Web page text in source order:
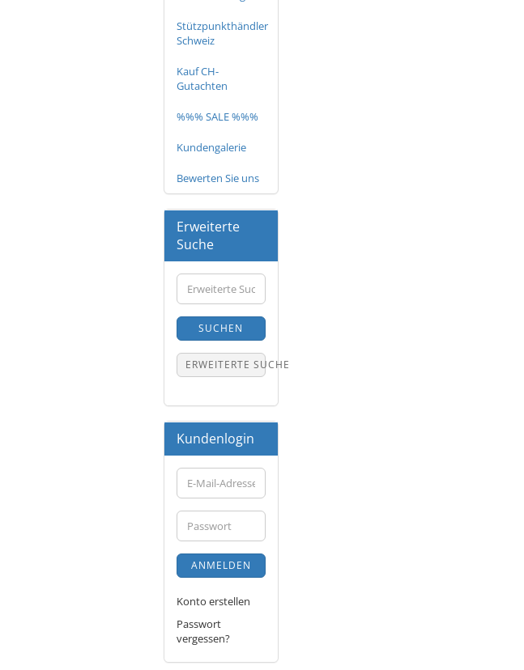
Stützpunkthändler
Schweiz
Kauf CH-
Gutachten
%%% SALE %%%
Kundengalerie
Bewerten Sie uns
Erweiterte
Suche
Erweiterte
Suche
SUCHEN
ERWEITERTE SUCHE
Kundenlogin
E-
Mail-
Adresse
Passwort
ANMELDEN
Konto erstellen
Passwort
vergessen?